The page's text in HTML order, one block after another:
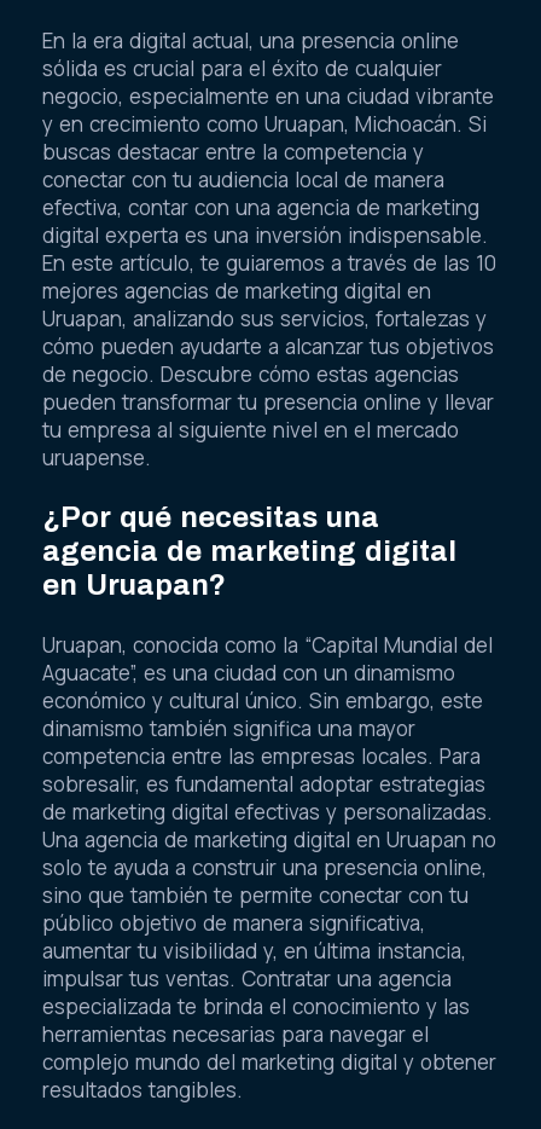
En la era digital actual, una presencia online
sólida es crucial para el éxito de cualquier
negocio, especialmente en una ciudad vibrante
y en crecimiento como Uruapan, Michoacán. Si
buscas destacar entre la competencia y
conectar con tu audiencia local de manera
efectiva, contar con una agencia de marketing
digital experta es una inversión indispensable.
En este artículo, te guiaremos a través de las 10
mejores agencias de marketing digital en
Uruapan, analizando sus servicios, fortalezas y
cómo pueden ayudarte a alcanzar tus objetivos
de negocio. Descubre cómo estas agencias
pueden transformar tu presencia online y llevar
tu empresa al siguiente nivel en el mercado
uruapense.
¿Por qué necesitas una
agencia de marketing digital
en Uruapan?
Uruapan, conocida como la “Capital Mundial del
Aguacate”, es una ciudad con un dinamismo
económico y cultural único. Sin embargo, este
dinamismo también significa una mayor
competencia entre las empresas locales. Para
sobresalir, es fundamental adoptar estrategias
de marketing digital efectivas y personalizadas.
Una agencia de marketing digital en Uruapan no
solo te ayuda a construir una presencia online,
sino que también te permite conectar con tu
público objetivo de manera significativa,
aumentar tu visibilidad y, en última instancia,
impulsar tus ventas. Contratar una agencia
especializada te brinda el conocimiento y las
herramientas necesarias para navegar el
complejo mundo del marketing digital y obtener
resultados tangibles.